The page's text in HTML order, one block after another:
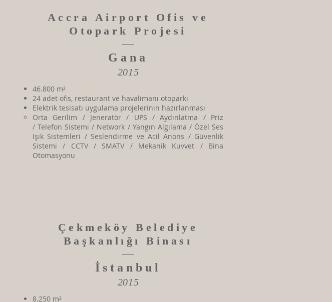
Accra Airport Ofis ve
Otopark Projesi
Gana
2015
46.800 m²
24 adet ofis, restaurant ve havalimanı otoparkı
Elektrik tesisatı uygulama projelerinin hazırlanması
​Orta Gerilim / Jeneratör / UPS / Aydınlatma / Priz
/ Telefon Sistemi / Network / Yangın Algılama / Özel Ses
Işık Sistemleri / Seslendirme ve Acil Anons / Güvenlik
Sistemi / CCTV / SMATV / Mekanik Kuvvet / Bina
Otomasyonu
Çekmeköy Belediye
Başkanlığı Binası
İstanbul
2015
8.250 m²